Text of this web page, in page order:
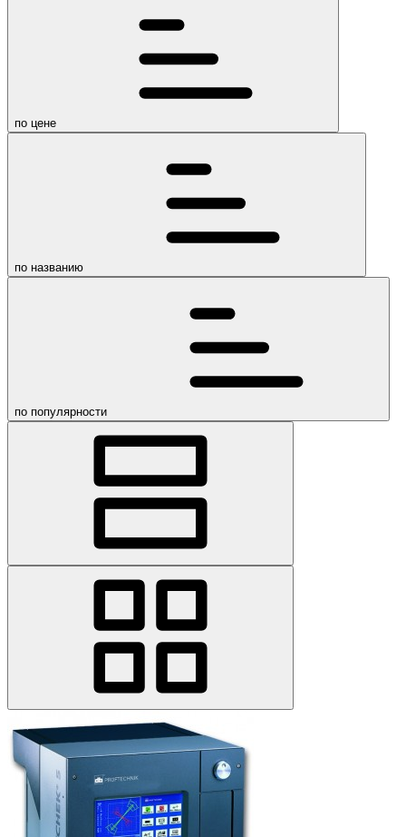
по цене
по названию
по популярности